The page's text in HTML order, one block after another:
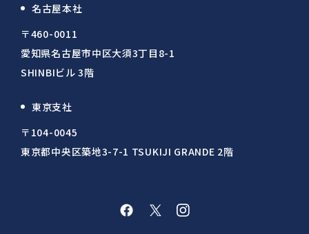
名古屋本社
〒460-0011
愛知県名古屋市中区大須3丁目8-1
SHINBIビル 3階
東京支社
〒104-0045
東京都中央区築地3-7-1 TSUKIJI GRANDE 2階